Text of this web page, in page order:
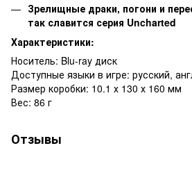
Зрелищные драки, погони и
так славится серия Uncharted
Характеристики:
Носитель: Blu-ray диск
Доступные языки в игре: русский,
Размер коробки: 10.1 х 130 х 160 мм
Вес: 86 г
Отзывы